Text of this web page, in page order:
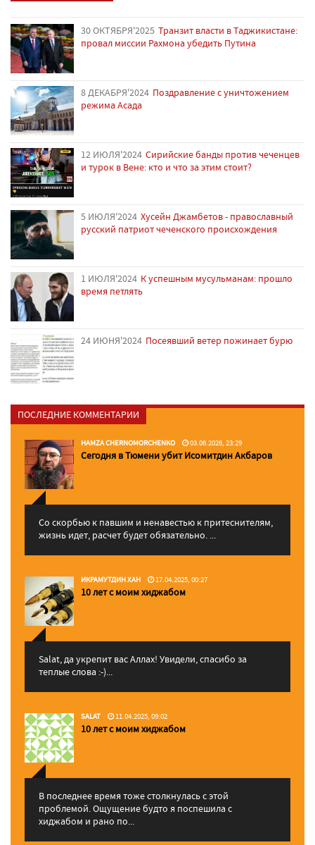
30 ОКТЯБРЯ'2025 Транзит власти в Таджикистане:
провал миссии Рахмона убедить Путина
8 ДЕКАБРЯ'2024 Поздравление с уничтожением
режима Асада
12 ИЮЛЯ'2024 Сирийские банды против чеченцев
и турок в Вене: кто и что за этим стоит?
5 ИЮЛЯ'2024 Хусейн Джамбетов - православный
русский патриот чеченского происхождения
1 ИЮЛЯ'2024 К успешным мусульманам: прошло
время петлять
24 ИЮНЯ'2024 Посеявший ветер пожинает бурю
ПОСЛЕДНИЕ КОММЕНТАРИИ
HAMZA CHERNOMORCHENKO 03.06.2026, 23:29
Сегодня в Тюмени убит Исомитдин Акбаров
Со скорбью к павшим и ненавестью к притеснителям,
жизнь идет, расчет будет обязательно. ...
ИКРАМУТДИН ХАН 17.04.2025, 00:27
10 лет с моим хиджабом
Salat, да укрепит вас Аллаx! Увидели, спасибо за
теплые слова :-)...
SALAT 11.04.2025, 09:02
10 лет с моим хиджабом
В последнее время тоже столкнулась с этой
проблемой. Ощущение будто я поспешила с
хиджабом и рано по...